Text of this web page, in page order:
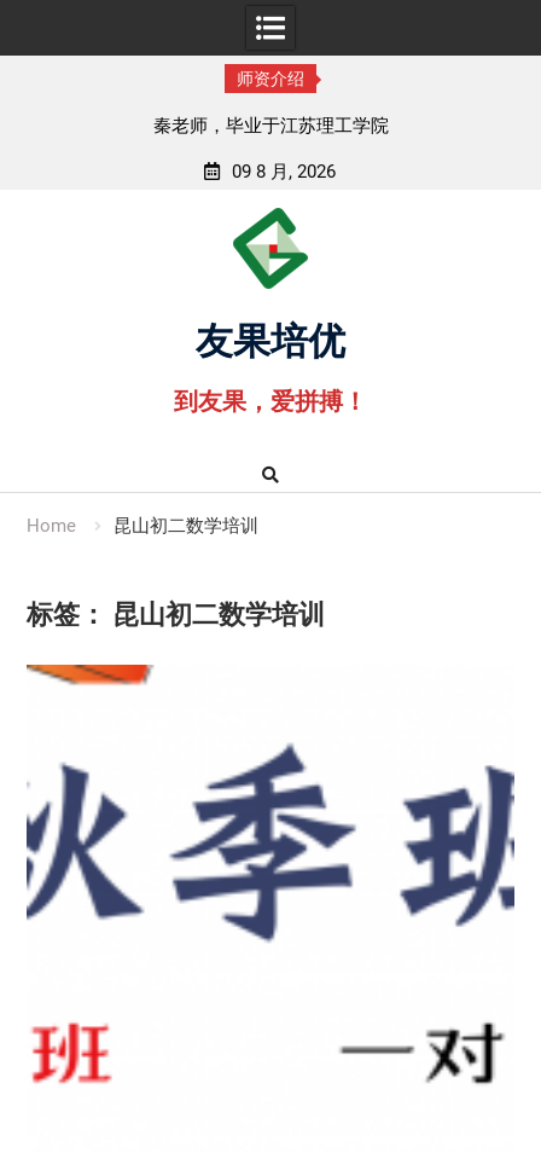
师资介绍
秦老师，毕业于江苏理工学院
09 8 月, 2026
友果培优
到友果，爱拼搏！
Home 昆山初二数学培训
标签： 昆山初二数学培训